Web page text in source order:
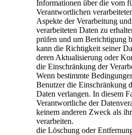
Informationen über die vom
Verantwortlichen
Aspekte der Verarbeitung
verarbeiteten Daten zu
prüfen und um Berichtigung
kann die Richtigkeit seiner
deren Aktualisierung oder
die Einschränkung der
Wenn bestimmte
Benutzer die Einschränkung
Daten verlangen. In diesem
Verantwortliche der
keinem anderen Zweck als
verarbeiten.
die Löschung oder